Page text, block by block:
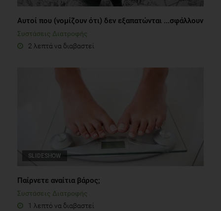
Αυτοί που (νομίζουν ότι) δεν εξαπατώνται ...σφάλλουν
Συστάσεις Διατροφής
2 λεπτά να διαβαστεί
SLIDESHOW
Παίρνετε αναίτια βάρος;
Συστάσεις Διατροφής
1 λεπτό να διαβαστεί